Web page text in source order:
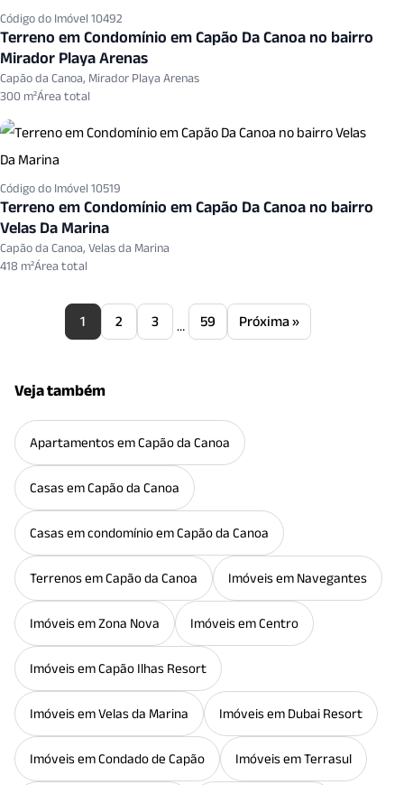
Código do Imóvel 10492
Terreno em Condomínio em Capão Da Canoa no bairro
Mirador Playa Arenas
Capão da Canoa, Mirador Playa Arenas
300 m²
Código do Imóvel 10519
Terreno em Condomínio em Capão Da Canoa no bairro
Velas Da Marina
Capão da Canoa, Velas da Marina
418 m²
1 2 3 … 59 Próxima »
Veja também
Apartamentos em Capão da Canoa
Casas em Capão da Canoa
Casas em condomínio em Capão da Canoa
Terrenos em Capão da Canoa
Imóveis em Navegantes
Imóveis em Zona Nova
Imóveis em Centro
Imóveis em Capão Ilhas Resort
Imóveis em Velas da Marina
Imóveis em Dubai Resort
Imóveis em Condado de Capão
Imóveis em Terrasul